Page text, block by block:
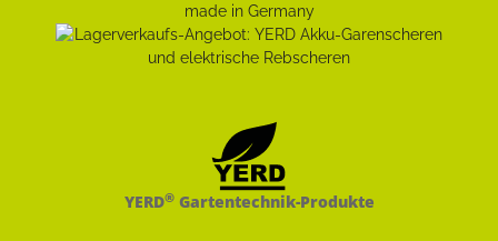
YERD®Gartentechnik-Produkte